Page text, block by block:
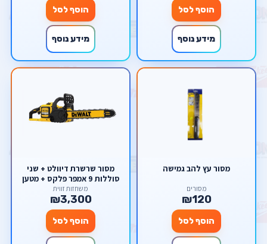
הוסף לסל
מידע נוסף
הוסף לסל
מידע נוסף
מסור עץ להב גמישה
מסורים
₪120
הוסף לסל
מסור שרשרת דיוולט + שני
סוללות 9 אמפר פלקס + מטען
משחזות זווית
₪3,300
הוסף לסל